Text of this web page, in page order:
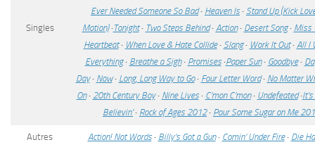
Singles
Ever Needed Someone So Bad · Heaven Is · Stand Up (Kick
Motion) ·Tonight · Two Steps Behind · Action · Desert Song · Miss
Heartbeat · When Love & Hate Collide · Slang · Work It Out · All I
Everything · Breathe a Sigh · Promises ·Paper Sun · Goodbye ·
Day · Now · Long, Long Way to Go · Four Letter Word · No Matter
On · 20th Century Boy · Nine Lives · C’mon C’mon · Undefeated ·
Believin’ · Rock of Ages 2012 · Pour Some Sugar on Me
Autres
Action! Not Words · Billy’s Got a Gun · Comin’ Under Fire · Die